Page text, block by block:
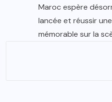
Maroc espère
lancée et réussir
mémorable sur la